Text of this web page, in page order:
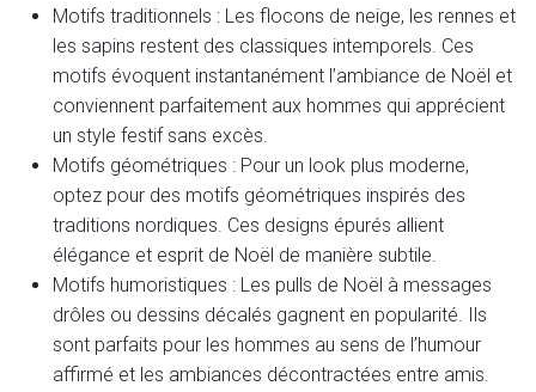
Motifs traditionnels : Les flocons de neige, les rennes et
les sapins restent des classiques intemporels. Ces
motifs évoquent instantanément l’ambiance de Noël et
conviennent parfaitement aux hommes qui apprécient
un style festif sans excès.
Motifs géométriques : Pour un look plus moderne,
optez pour des motifs géométriques inspirés des
traditions nordiques. Ces designs épurés allient
élégance et esprit de Noël de manière subtile.
Motifs humoristiques : Les pulls de Noël à messages
drôles ou dessins décalés gagnent en popularité. Ils
sont parfaits pour les hommes au sens de l’humour
affirmé et les ambiances décontractées entre amis.